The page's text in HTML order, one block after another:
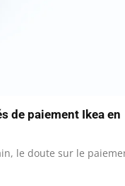
de paiement Ikea en
le doute sur le